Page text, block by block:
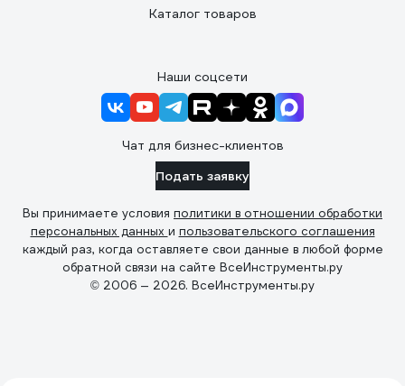
Каталог товаров
Наши соцсети
Чат для бизнес-клиентов
Подать заявку
Вы принимаете условия политики в отношении обработки
персональных данных и пользовательского соглашения
каждый раз, когда оставляете свои данные в любой форме
обратной связи на сайте ВсеИнструменты.ру
© 2006 — 2026. ВсеИнструменты.ру